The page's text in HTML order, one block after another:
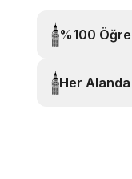
%100
Her